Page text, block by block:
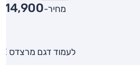
מחיר-₪814,900
לעמוד דגם מרצדס GLE